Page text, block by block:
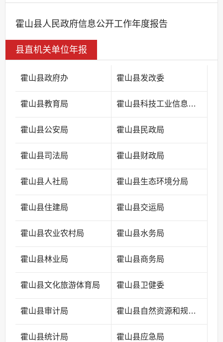
霍山县人民政府信息公开工作年度报告
县直机关单位年报
霍山县政府办 霍山县发改委
霍山县教育局 霍山县科技工业信息化局
霍山县公安局 霍山县民政局
霍山县司法局 霍山县财政局
霍山县人社局 霍山县生态环境分局
霍山县住建局 霍山县交运局
霍山县农业农村局 霍山县水务局
霍山县林业局 霍山县商务局
霍山县文化旅游体育局 霍山县卫健委
霍山县审计局 霍山县自然资源和规划局
霍山县统计局 霍山县应急局